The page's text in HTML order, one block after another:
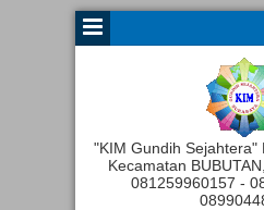
"KIM Gundih Sejahtera"
Kecamatan
081259960157 -